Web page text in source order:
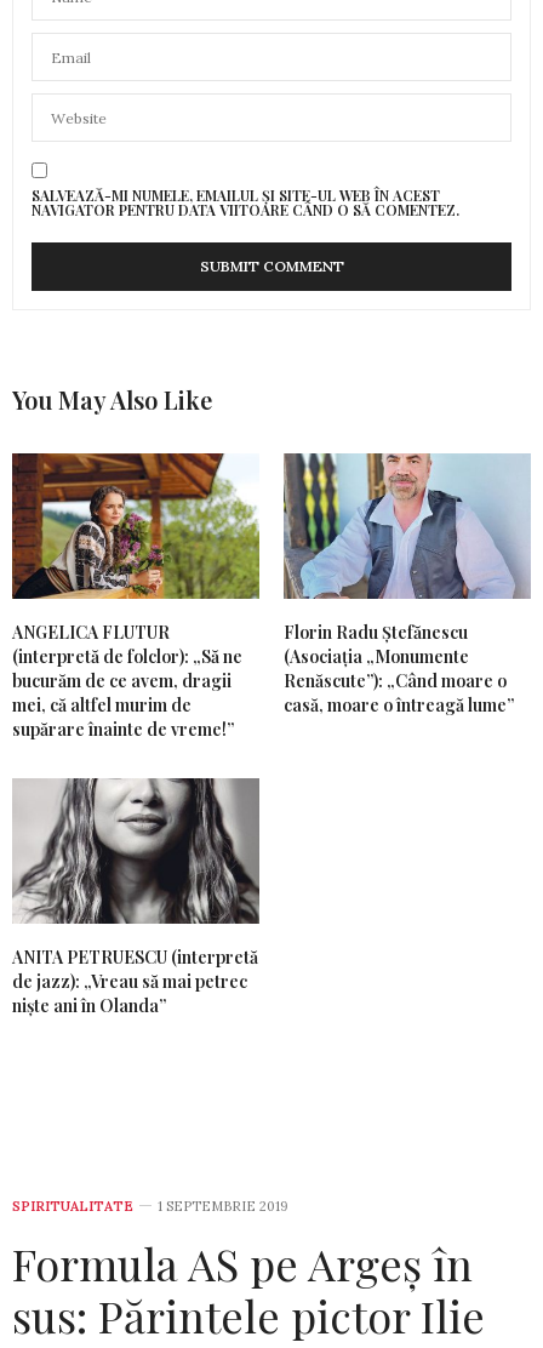
SALVEAZĂ-MI NUMELE, EMAILUL ȘI SITE-UL WEB ÎN ACEST
NAVIGATOR PENTRU DATA VIITOARE CÂND O SĂ COMENTEZ.
You May Also Like
ANGELICA FLUTUR
(interpretă de folclor): „Să ne
bucurăm de ce avem, dragii
mei, că altfel murim de
supărare înainte de vreme!”
Florin Radu Ștefănescu
(Asociația „Monumente
Renăscute”): „Când moare o
casă, moare o întreagă lume”
ANITA PETRUESCU (interpretă
de jazz): „Vreau să mai petrec
niște ani în Olanda”
SPIRITUALITATE 1 SEPTEMBRIE 2019
Formula AS pe Argeș în
sus: Părintele pictor Ilie